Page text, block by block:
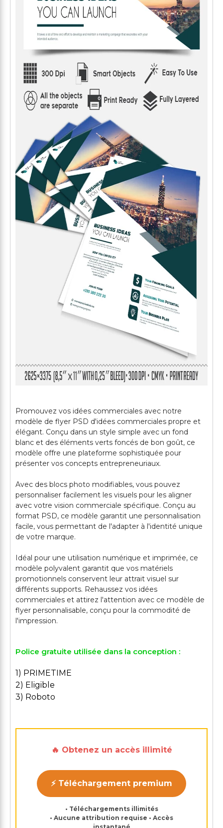
Promouvez vos idées commerciales avec notre
modèle de flyer PSD d'idées commerciales propre et
élégant. Conçu dans un style simple avec un fond
blanc et des éléments verts foncés de bon goût, ce
modèle offre une plateforme sophistiquée pour
présenter vos concepts entrepreneuriaux.
Avec des blocs photo modifiables, vous pouvez
personnaliser facilement les visuels pour les aligner
avec votre vision commerciale spécifique. Conçu au
format PSD, ce modèle garantit une personnalisation
facile, vous permettant de l'adapter à l'identité unique
de votre marque.
Idéal pour une utilisation numérique et imprimée, ce
modèle polyvalent garantit que vos matériels
promotionnels conservent leur attrait visuel sur
différents supports. Rehaussez vos idées
commerciales et attirez l'attention avec ce modèle de
flyer personnalisable, conçu pour la commodité de
Police gratuite utilisée dans la conception :
1) PRIMETIME
2) Eligible
3) Roboto
🔥 Obtenez un accès illimité
⚡ Téléchargement premium
• Téléchargements illimités
• Aucune attribution requise • Accès